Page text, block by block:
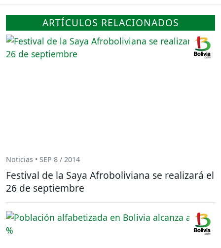
ARTÍCULOS RELACIONADOS
Noticias • SEP 8 / 2014
Festival de la Saya Afroboliviana se realizará el
26 de septiembre